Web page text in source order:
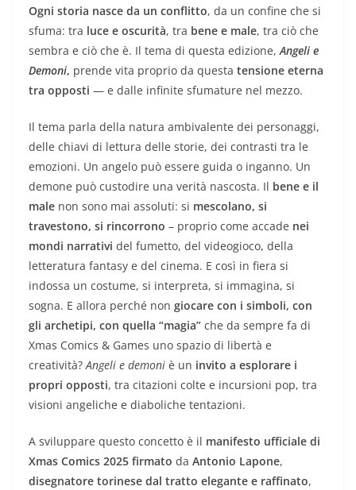
Ogni storia nasce da un conflitto, da un confine che si
sfuma: tra luce e oscurità, tra bene e male, tra ciò che
sembra e ciò che è. Il tema di questa edizione,Angeli e
Demoni, prende vita proprio da questa tensione eterna
tra opposti — e dalle infinite sfumature nel mezzo.
Il tema parla della natura ambivalente dei personaggi,
delle chiavi di lettura delle storie, dei contrasti tra le
emozioni. Un angelo può essere guida o inganno. Un
demone può custodire una verità nascosta. Il bene e il
male non sono mai assoluti: si mescolano, si
travestono, si rincorrono – proprio come accade nei
mondi narrativi del fumetto, del videogioco, della
letteratura fantasy e del cinema. E così in fiera si
indossa un costume, si interpreta, si immagina, si
sogna. E allora perché non giocare con i simboli, con
gli archetipi, con quella “magia” che da sempre fa di
Xmas Comics & Games uno spazio di libertà e
creatività?Angeli e demoni è un invito a esplorare i
propri opposti, tra citazioni colte e incursioni pop, tra
visioni angeliche e diaboliche tentazioni.
A sviluppare questo concetto è il manifesto ufficiale di
Xmas Comics 2025 firmato da Antonio Lapone,
disegnatore torinese dal tratto elegante e raffinato,